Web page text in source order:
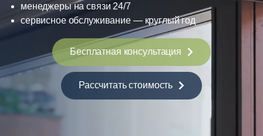
менеджеры на связи 24/7
сервисное обслуживание — круглый год
Бесплатная консультация
Рассчитать стоимость